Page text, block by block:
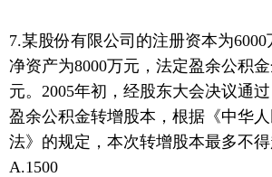
7.某股份有限公司的注册资本为6000
净资产为8000万元，法定盈余公积
元。2005年初，经股东大会决议通
盈余公积金转增股本，根据《中华
法》的规定，本次转增股本最多不得
A.1500